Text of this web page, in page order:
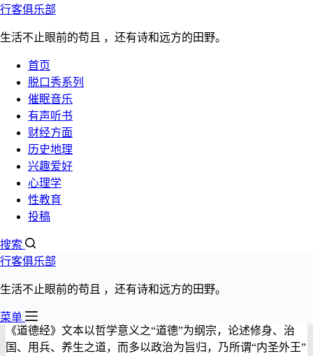
跳过内容
催眠
行客俱乐部
生活不止眼前的苟且 ，还有诗和远方的田野。
首页
脱口秀系列
催眠音乐
有声听书
财经方面
历史地理
兴趣爱好
心理学
性教育
投稿
搜索
行客俱乐部
生活不止眼前的苟且 ，还有诗和远方的田野。
菜单
老子《道德经》大意简说漫谈
文章分类：
心理学
发布日期：
2022年11月23日
《道德经》有5100多字，是春秋时期老子所著的哲学作品，是
来源。道德经分上下两篇，原文上篇《德经》、下篇《道
经》。
《道德经》文本以哲学意义之“道德”为纲宗，论述修身、治
国、用兵、养生之道，而多以政治为旨归，乃所谓“内圣外王”